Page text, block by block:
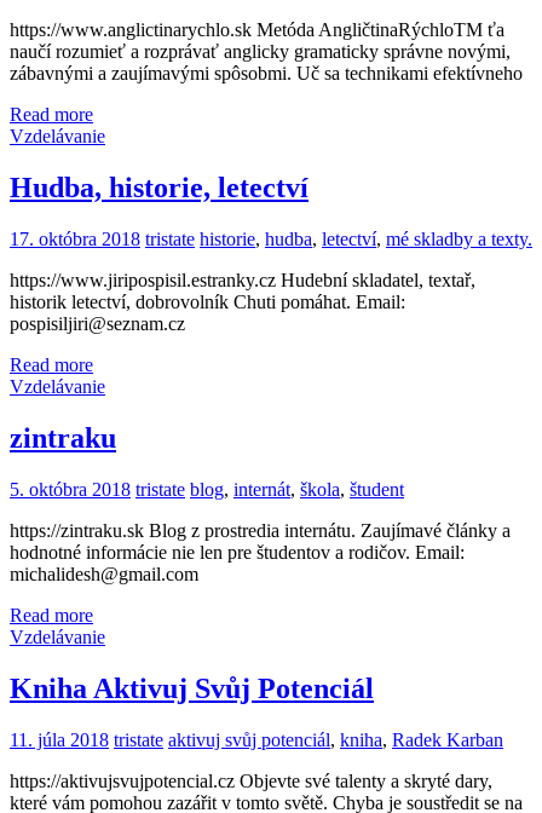
https://www.anglictinarychlo.sk Metóda AngličtinaRýchloTM ťa
naučí rozumieť a rozprávať anglicky gramaticky správne novými,
zábavnými a zaujímavými spôsobmi. Uč sa technikami efektívneho
Read more
Vzdelávanie
Hudba, historie, letectví
17. októbra 2018 tristate historie, hudba, letectví, mé skladby a texty.
https://www.jiripospisil.estranky.cz Hudební skladatel, textař,
historik letectví, dobrovolník Chuti pomáhat. Email:
pospisiljiri@seznam.cz
Read more
Vzdelávanie
zintraku
5. októbra 2018 tristate blog, internát, škola, študent
https://zintraku.sk Blog z prostredia internátu. Zaujímavé články a
hodnotné informácie nie len pre študentov a rodičov. Email:
michalidesh@gmail.com
Read more
Vzdelávanie
Kniha Aktivuj Svůj Potenciál
11. júla 2018 tristate aktivuj svůj potenciál, kniha, Radek Karban
https://aktivujsvujpotencial.cz Objevte své talenty a skryté dary,
které vám pomohou zazářit v tomto světě. Chyba je soustředit se na